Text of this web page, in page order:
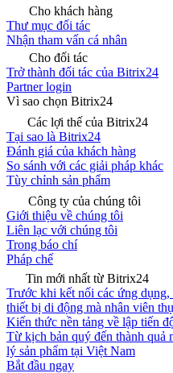
Cho khách hàng
Thư mục đối tác
Nhận tham vấn cá nhân
Cho đối tác
Trở thành đối tác của Bitrix24
Partner login
Vì sao chọn Bitrix24
Các lợi thế của Bitrix24
Tại sao là Bitrix24
Đánh giá của khách hàng
So sánh với các giải pháp khác
Tùy chỉnh sản phẩm
Công ty của chúng tôi
Giới thiệu về chúng tôi
Liên lạc với chúng tôi
Trong báo chí
Pháp chế
Tin mới nhất từ Bitrix24
Trước khi kết nối các ứng
thiết bị di động mà nhân viên
Kiến thức nền tảng về lập tiến
Từ kịch bản quý đến thành quả
lý sản phẩm tại Việt Nam
Bắt đầu ngay